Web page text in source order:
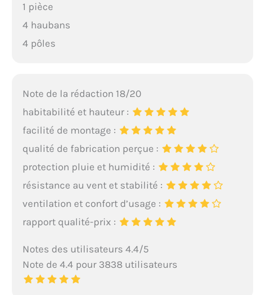
1 pièce
4 haubans
4 pôles
Note de la rédaction 18/20
habitabilité et hauteur :
facilité de montage :
qualité de fabrication perçue :
protection pluie et humidité :
résistance au vent et stabilité :
ventilation et confort d’usage :
rapport qualité-prix :
Notes des utilisateurs 4.4/5
Note de 4.4 pour 3838 utilisateurs